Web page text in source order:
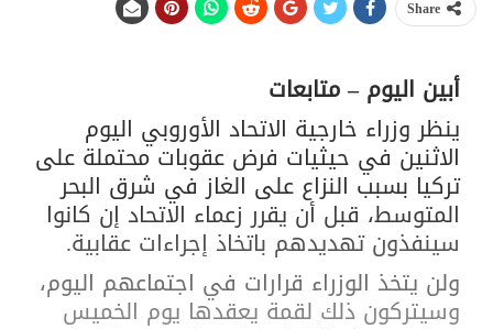
Share
أبين اليوم – متابعات
ينظر وزراء خارجية الاتحاد الأوروبي اليوم
الاثنين في حيثيات فرض عقوبات محتملة على
تركيا بسبب النزاع على الغاز في شرق البحر
المتوسط، قبل أن يقرر زعماء الاتحاد إن كانوا
سينفذون تهديدهم باتخاذ إجراءات عقابية.
ولن يتخذ الوزراء قرارات في اجتماعهم اليوم،
وسيتركون ذلك لقمة يعقدها يوم الخميس